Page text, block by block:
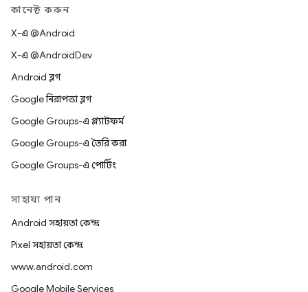
কানেক্ট করুন
X-এ @Android
X-এ @AndroidDev
Android ব্লগ
Google নিরাপত্তা ব্লগ
Google Groups-এ প্ল্যাটফর্ম
Google Groups-এ তৈরি করা
Google Groups-এ পোর্টিং
সাহায্য পান
Android সহায়তা কেন্দ্র
Pixel সহায়তা কেন্দ্র
www.android.com
Google Mobile Services